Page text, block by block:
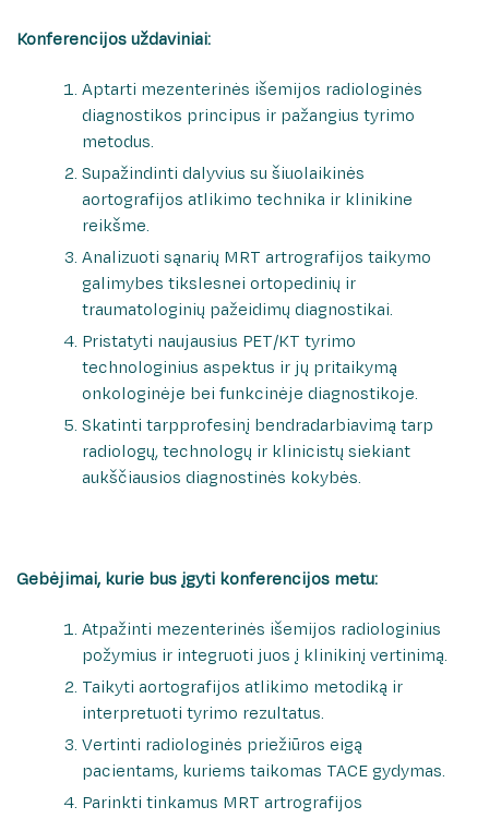
Konferencijos uždaviniai:
Aptarti mezenterinės išemijos radiologinės
diagnostikos principus ir pažangius tyrimo
metodus.
Supažindinti dalyvius su šiuolaikinės
aortografijos atlikimo technika ir klinikine
reikšme.
Analizuoti sąnarių MRT artrografijos taikymo
galimybes tikslesnei ortopedinių ir
traumatologinių pažeidimų diagnostikai.
Pristatyti naujausius PET/KT tyrimo
technologinius aspektus ir jų pritaikymą
onkologinėje bei funkcinėje diagnostikoje.
Skatinti tarpprofesinį bendradarbiavimą tarp
radiologų, technologų ir klinicistų siekiant
aukščiausios diagnostinės kokybės.
Gebėjimai, kurie bus įgyti konferencijos metu:
Atpažinti mezenterinės išemijos radiologinius
požymius ir integruoti juos į klinikinį vertinimą.
Taikyti aortografijos atlikimo metodiką ir
interpretuoti tyrimo rezultatus.
Vertinti radiologinės priežiūros eigą
pacientams, kuriems taikomas TACE gydymas.
Parinkti tinkamus MRT artrografijos